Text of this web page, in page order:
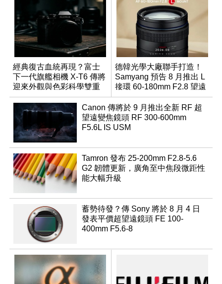
經典復古血統再現？富士
下一代旗艦相機 X-T6 傳將
迎來外觀與色彩科學雙重
優化
德韓光學大廠聯手打造！
Samyang 預告 8 月推出 L
接環 60-180mm F2.8 望遠
變焦鏡
Canon 傳將於 9 月推出全新 RF 超
望遠變焦鏡頭 RF 300-600mm
F5.6L IS USM
Tamron 發布 25-200mm F2.8-5.6
G2 韌體更新，廣角至中焦段微距性
能大幅升級
蓄勢待發？傳 Sony 將於 8 月 4 日
發表平價超望遠鏡頭 FE 100-
400mm F5.6-8